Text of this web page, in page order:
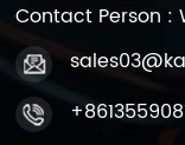
Contact Person :